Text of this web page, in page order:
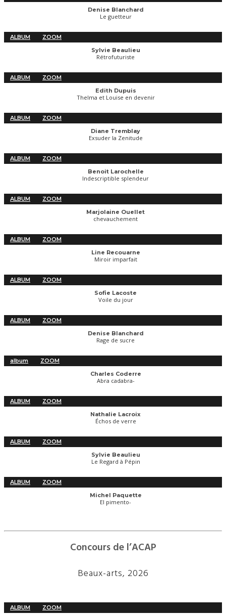
Denise Blanchard
Le guetteur
ALBUM
ZOOM
Sylvie Beaulieu
Rétrofuturiste
ALBUM
ZOOM
Edith Dupuis
Thelma et Louise en devenir
ALBUM
ZOOM
Diane Tremblay
Exsuder la Zenitude
ALBUM
ZOOM
Benoit Larochelle
Indescriptible splendeur
ALBUM
ZOOM
Marjolaine Ouellet
chevauchement
ALBUM
ZOOM
Line Recouarne
Miroir imparfait
ALBUM
ZOOM
Sofie Lacoste
Voile du jour
ALBUM
ZOOM
Denise Blanchard
Rage de sucre
album
ZOOM
Charles Coderre
Abra cadabra-
ALBUM
ZOOM
Nathalie Lacroix
Échos de verre
ALBUM
ZOOM
Sylvie Beaulieu
Le Regard à Pépin
ALBUM
ZOOM
Michel Paquette
El pimento-
Concours de l’ACAP
Beaux-arts, 2026
ALBUM
ZOOM